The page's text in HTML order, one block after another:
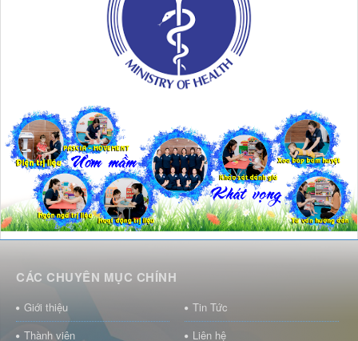
CÁC CHUYÊN MỤC CHÍNH
Giới thiệu
Tin Tức
Thành viên
Liên hệ